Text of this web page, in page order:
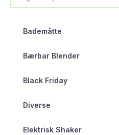
Bademåtte
Bærbar Blender
Black Friday
Diverse
Elektrisk Shaker